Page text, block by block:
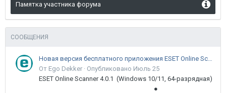
Памятка участника форума
СООБЩЕНИЯ
Новая версия бесплатного приложения ESET Online Scanner доступна пользователям
От Ego Dekker · Опубликовано Июль 25
ESET Online Scanner 4.0.1 (Windows 10/11, 64-разрядная)
●